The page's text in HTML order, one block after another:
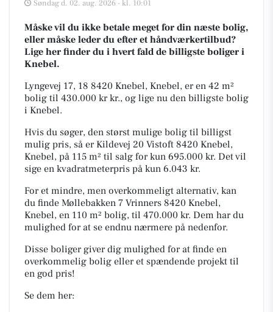
Søndag d. 02. aug. 2026 - kl. 10:01
Måske vil du ikke betale meget for din næste bolig,
eller måske leder du efter et håndværkertilbud?
Lige her finder du i hvert fald de billigste boliger i
Knebel.
Lyngevej 17, 18 8420 Knebel, Knebel, er en 42 m²
bolig til 430.000 kr kr., og lige nu den billigste bolig
i Knebel.
Hvis du søger, den størst mulige bolig til billigst
mulig pris, så er Kildevej 20 Vistoft 8420 Knebel,
Knebel, på 115 m² til salg for kun 695.000 kr. Det vil
sige en kvadratmeterpris på kun 6.043 kr.
For et mindre, men overkommeligt alternativ, kan
du finde Møllebakken 7 Vrinners 8420 Knebel,
Knebel, en 110 m² bolig, til 470.000 kr. Dem har du
mulighed for at se endnu nærmere på nedenfor.
Disse boliger giver dig mulighed for at finde en
overkommelig bolig eller et spændende projekt til
en god pris!
Se dem her: